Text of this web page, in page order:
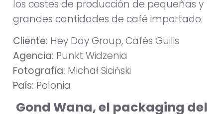
los costes de producción de pequeñas y
grandes cantidades de café importado.
Cliente: Hey Day Group, Cafés Guilis
Agencia: Punkt Widzenia
Fotografía: Michał Siciński
País: Polonia
Gond Wana, el packaging del